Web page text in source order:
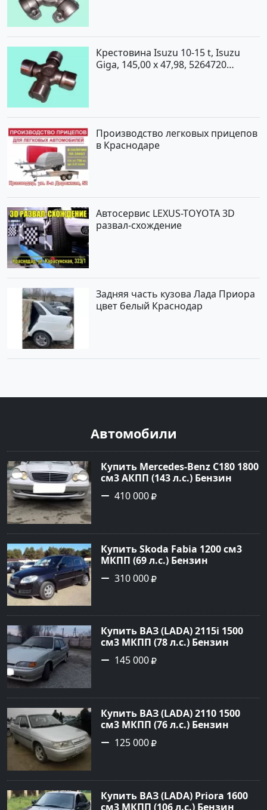
Крестовина Isuzu 10-15 t, Isuzu
Giga, 145,00 x 47,98, 5264720
Производство легковых прицепов
в Краснодаре
Автосервис LEXUS-TOYOTA 3D
развал-схождение
Задняя часть кузова Лада Приора
цвет белый Краснодар
Автомобили
Купить Mercedes-Benz C180 1800
см3 АКПП (143 л.с.) Бензин
инжектор в Тимашевск : цвет
Серебряный Седан 2006 года по
Авторынок23
410 000
Купить Skoda Fabia 1200 см3
МКПП (69 л.с.) Бензин
инжектор в Кропоткин: цвет
черный Хетчбэк 2010 года по
Авторынок23
310 000
Купить ВАЗ (LADA) 2115i 1500
см3 МКПП (78 л.с.) Бензин
инжектор в Брюховецкая: цвет
Золотой Седан 2003 года по
Авторынок23
145 000
Купить ВАЗ (LADA) 2110 1500
см3 МКПП (76 л.с.) Бензин
инжектор в Новороссийск:
цвет белый Седан 2004 года по
Авторынок23
125 000
Купить ВАЗ (LADA) Priora 1600
см3 МКПП (106 л.с.) Бензин